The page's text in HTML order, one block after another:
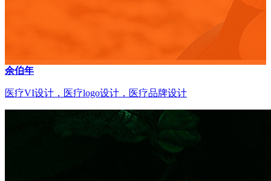
余伯年
医疗VI设计，医疗logo设计，医疗品牌设计